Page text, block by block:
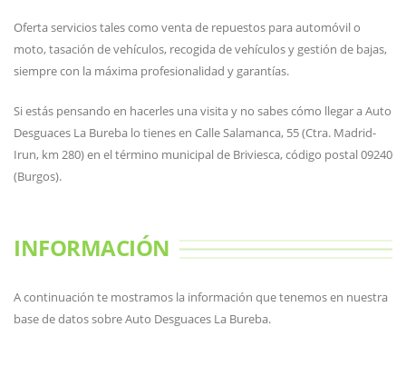
Oferta servicios tales como venta de repuestos para automóvil o
moto, tasación de vehículos, recogida de vehículos y gestión de bajas,
siempre con la máxima profesionalidad y garantías.
Si estás pensando en hacerles una visita y no sabes cómo llegar a Auto
Desguaces La Bureba lo tienes en Calle Salamanca, 55 (Ctra. Madrid-
Irun, km 280) en el término municipal de Briviesca, código postal 09240
(Burgos).
INFORMACIÓN
A continuación te mostramos la información que tenemos en nuestra
base de datos sobre Auto Desguaces La Bureba.